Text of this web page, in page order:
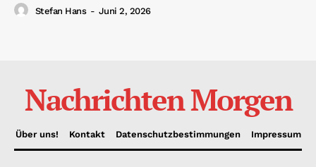
Stefan Hans - Juni 2, 2026
Nachrichten Morgen
Über uns! Kontakt Datenschutzbestimmungen Impressum